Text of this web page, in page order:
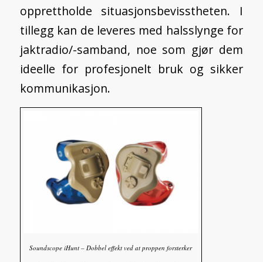
opprettholde situasjonsbevisstheten. I
tillegg kan de leveres med halsslynge for
jaktradio/-samband, noe som gjør dem
ideelle for profesjonelt bruk og sikker
kommunikasjon.
Soundscope iHunt – Dobbel effekt ved at proppen forsterker